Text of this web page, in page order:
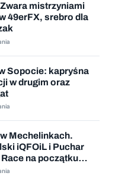
mistrzyniami
49erFX, srebro dla
Sopocie: kapryśna
w drugim oraz
Mechelinkach.
iQFOiL i Puchar
na początku